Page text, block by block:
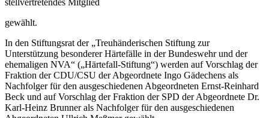
gewählt.
In den Stiftungsrat der „Treuhänderischen Stiftung zur
Unterstützung besonderer Härtefälle in der Bundeswehr und der
ehemaligen NVA“ („Härtefall-Stiftung“) werden auf Vorschlag der
Fraktion der CDU/CSU der Abgeordnete Ingo Gädechens als
Nachfolger für den ausgeschiedenen Abgeordneten Ernst-Reinhard
Beck und auf Vorschlag der Fraktion der SPD der Abgeordnete Dr.
Karl-Heinz Brunner als Nachfolger für den ausgeschiedenen